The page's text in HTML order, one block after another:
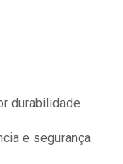
durabilidade.
e segurança.